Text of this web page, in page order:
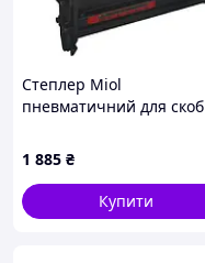
Степлер Miol
пневматичний для скоб
50 мм), (81-720)
1 885 ₴
Купити